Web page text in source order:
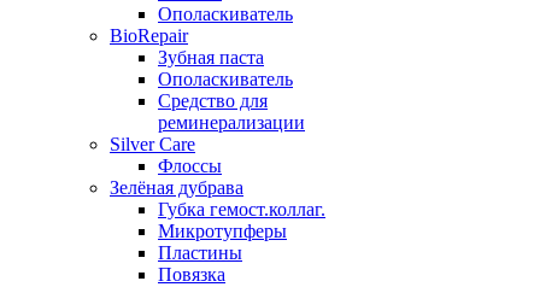
Ополаскиватель
BioRepair
Зубная паста
Ополаскиватель
Средство для
реминерализации
Silver Care
Флоссы
Зелёная дубрава
Губка гемост.коллаг.
Микротупферы
Пластины
Повязка